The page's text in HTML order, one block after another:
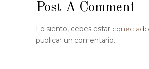
Post A Comment
Lo siento, debes estar conectado
publicar un comentario.